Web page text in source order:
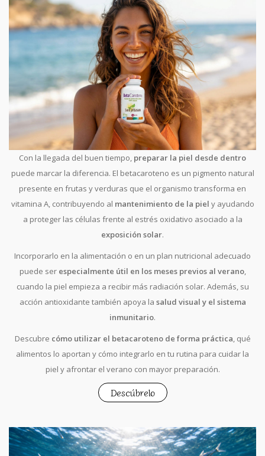
Con la llegada del buen tiempo, preparar la piel desde dentro
puede marcar la diferencia. El betacaroteno es un pigmento natural
presente en frutas y verduras que el organismo transforma en
vitamina A, contribuyendo al mantenimiento de la piel y ayudando
a proteger las células frente al estrés oxidativo asociado a la
exposición solar.
Incorporarlo en la alimentación o en un plan nutricional adecuado
puede ser especialmente útil en los meses previos al verano,
cuando la piel empieza a recibir más radiación solar. Además, su
acción antioxidante también apoya la salud visual y el sistema
inmunitario.
Descubre cómo utilizar el betacaroteno de forma práctica, qué
alimentos lo aportan y cómo integrarlo en tu rutina para cuidar la
piel y afrontar el verano con mayor preparación.
Descúbrelo